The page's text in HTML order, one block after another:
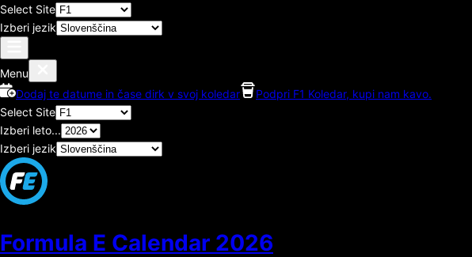
Select Site
Izberi jezik
Menu
Dodaj te datume in čase dirk v svoj koledar
Podpri F1 Koledar, kupi nam kavo.
Select Site
Izberi leto...
Izberi jezik
Formula E Calendar 2026